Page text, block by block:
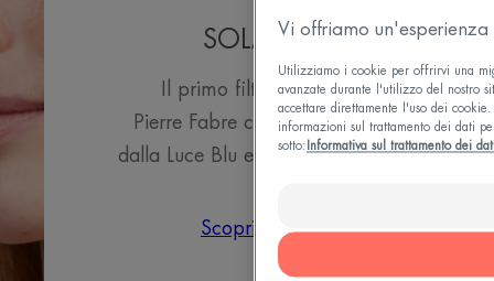
SOLARI
Il primo filtro solare
Pierre Fabre che protegge
dalla Luce Blu e dai raggi UV.
Scopri
Vi offriamo
Utilizziamo i cookie per offrirvi una
avanzate durante l'utilizzo del nostro
accettare direttamente l'uso dei
informazioni sul trattamento dei dati
sotto: Informativa sul trattamento dei